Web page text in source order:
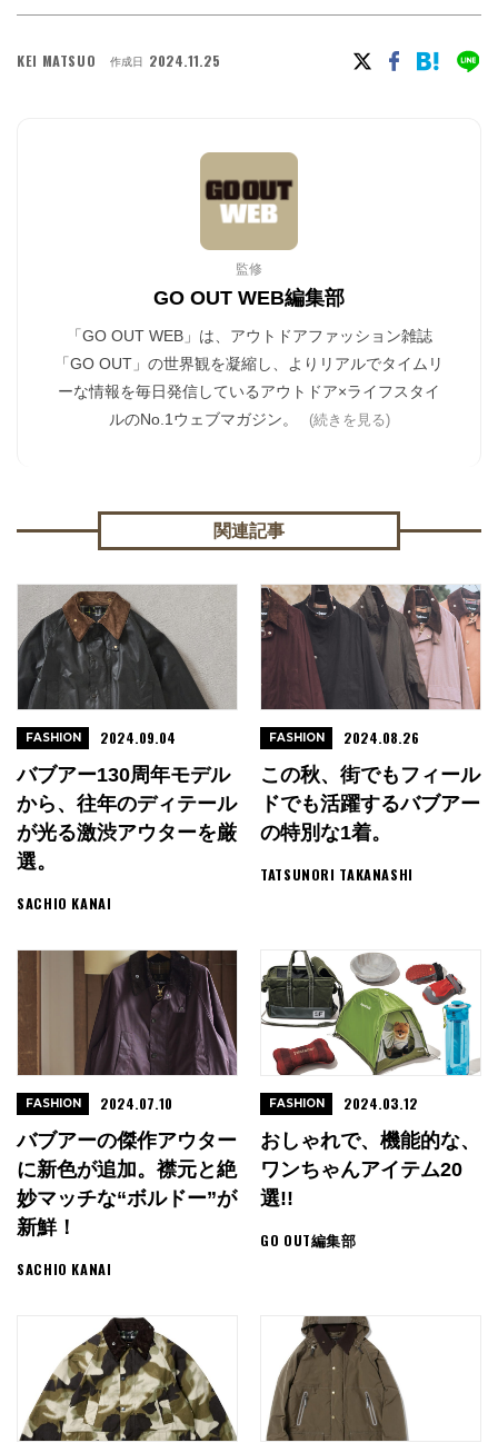
KEI MATSUO 作成日 2024.11.25
監修
GO OUT WEB編集部
「GO OUT WEB」は、アウトドアファッション雑誌
「GO OUT」の世界観を凝縮し、よりリアルでタイムリ
ーな情報を毎日発信しているアウトドア×ライフスタイ
ルのNo.1ウェブマガジン。
(続きを見る)
関連記事
バブアー130周年モデル
から、往年のディテール
が光る激渋アウターを厳
選。
SACHIO KANAI
FASHION 2024.09.04
この秋、街でもフィール
ドでも活躍するバブアー
の特別な1着。
TATSUNORI TAKANASHI
FASHION 2024.08.26
バブアーの傑作アウター
に新色が追加。襟元と絶
妙マッチな“ボルドー”が
新鮮！
SACHIO KANAI
FASHION 2024.07.10
おしゃれで、機能的な、
ワンちゃんアイテム20
選!!
GO OUT編集部
FASHION 2024.03.12